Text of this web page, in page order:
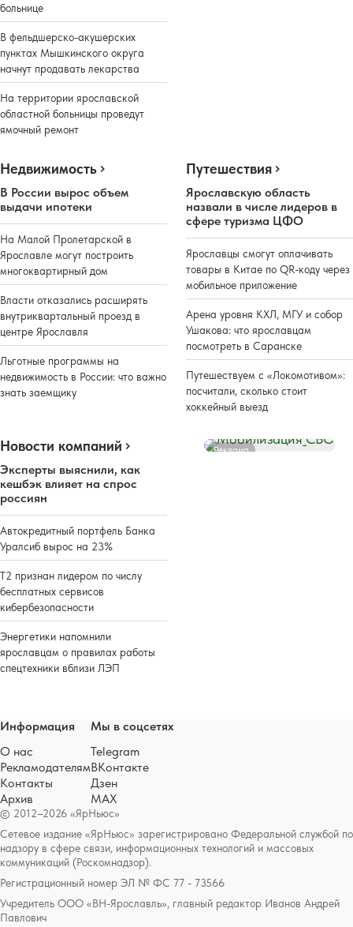
больнице
В фельдшерско-акушерских
пунктах Мышкинского округа
начнут продавать лекарства
На территории ярославской
областной больницы проведут
ямочный ремонт
Недвижимость
В России вырос объем
выдачи ипотеки
На Малой Пролетарской в
Ярославле могут построить
многоквартирный дом
Власти отказались расширять
внутриквартальный проезд в
центре Ярославля
Льготные программы на
недвижимость в России: что важно
знать заемщику
Путешествия
Ярославскую область
назвали в числе лидеров в
сфере туризма ЦФО
Ярославцы смогут оплачивать
товары в Китае по QR-коду через
мобильное приложение
Арена уровня КХЛ, МГУ и собор
Ушакова: что ярославцам
посмотреть в Саранске
Путешествуем с «Локомотивом»:
посчитали, сколько стоит
хоккейный выезд
Новости компаний
Эксперты выяснили, как
кешбэк влияет на спрос
россиян
Автокредитный портфель Банка
Уралсиб вырос на 23%
Т2 признан лидером по числу
бесплатных сервисов
кибербезопасности
Энергетики напомнили
ярославцам о правилах работы
спецтехники вблизи ЛЭП
Реклама
© 2012–2026 «ЯрНьюс»
Сетевое издание «ЯрНьюс» зарегистрировано Федеральной службой по
надзору в сфере связи, информационных технологий и массовых
коммуникаций (Роскомнадзор).
Регистрационный номер ЭЛ № ФС 77 - 73566
Учредитель ООО «ВН-Ярославль», главный редактор Иванов Андрей
Павлович
Информация
О нас
Рекламодателям
Контакты
Архив
Мы в соцсетях
Telegram
ВКонтакте
Дзен
MAX